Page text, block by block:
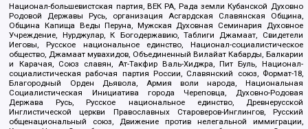
Национал-большевистская партия, ВЕК РА, Рада земли Кубанской Духовно
Родовой Державы Русь, организация Асгардская Славянская Община,
Община Капища Веды Перуна, Мужская Духовная Семинария Духовное
Учреждение, Нурджулар, К Богодержавию, Таблиги Джамаат, Свидетели
Иеговы, Русское национальное единство, Национал-социалистическое
общество, Джамаат мувахидов, Объединенный Вилайат Кабарды, Балкарии
и Карачая, Союз славян, Ат-Такфир Валь-Хиджра, Пит Буль, Национал-
социалистическая рабочая партия России, Славянский союз, Формат-18,
Благородный Орден Дьявола, Армия воли народа, Национальная
Социалистическая Инициатива города Череповца, Духовно-Родовая
Держава Русь, Русское национальное единство, Древнерусской
Инглистической церкви Православных Староверов-Инглингов, Русский
общенациональный союз, Движение против нелегальной иммиграции,